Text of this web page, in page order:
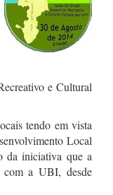
e Cultural
tendo em vista
Local
da iniciativa que a
com a UBI, desde